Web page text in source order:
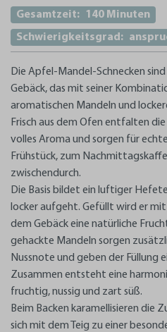
Gesamtzeit:
140 Minuten
Schwierigkeitsgrad:
Die Apfel-Mandel-Schnecken
Gebäck, das mit seiner
aromatischen Mandeln und
Frisch aus dem Ofen entfalten
volles Aroma und sorgen für
Frühstück, zum
zwischendurch.
Die Basis bildet ein luftiger
locker aufgeht. Gefüllt wird er
dem Gebäck eine natürliche
gehackte Mandeln sorgen
Nussnote und geben der Füllung
Zusammen entsteht eine
fruchtig, nussig und zart süß.
Beim Backen karamellisieren die
sich mit dem Teig zu einer